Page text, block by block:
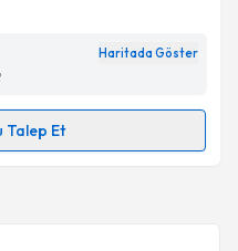
Haritada Göster
Talep Et